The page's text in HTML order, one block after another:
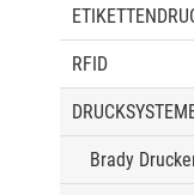
RFID
Brady